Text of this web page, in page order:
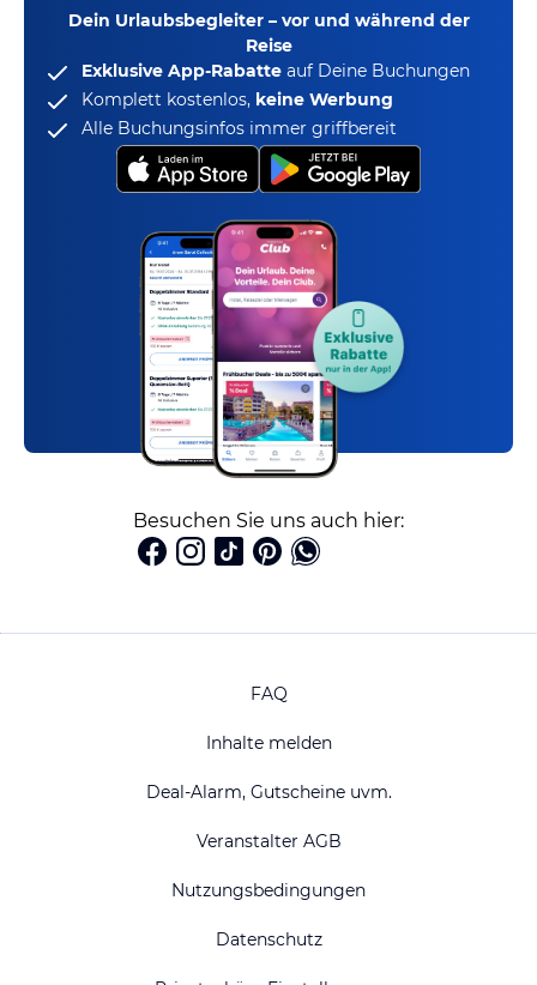
Dein Urlaubsbegleiter – vor und während der
Reise
Exklusive App-Rabatte auf Deine Buchungen
Komplett kostenlos, keine Werbung
Alle Buchungsinfos immer griffbereit
Besuchen Sie uns auch hier:
FAQ
Inhalte melden
Deal-Alarm, Gutscheine uvm.
Veranstalter AGB
Nutzungsbedingungen
Datenschutz